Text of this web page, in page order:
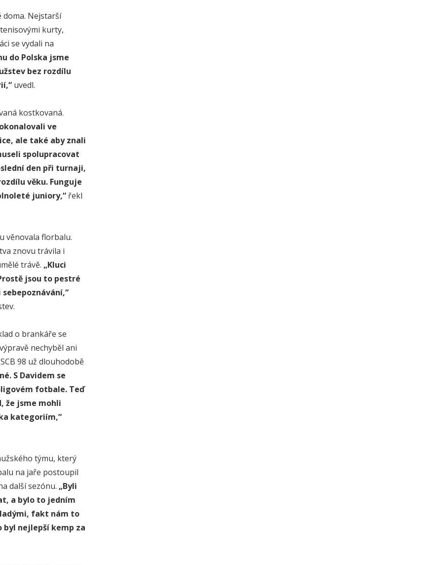
Nejstarší
kurty,
se vydali na
do Polska jsme
bez rozdílu
uvedl.
kostkovaná.
ve
ale také aby znali
spolupracovat
den při turnaji,
věku. Funguje
juniory,“ řekl
věnovala florbalu.
znovu trávila i
trávě. „Kluci
jsou to pestré
o brankáře se
nechyběl ani
98 už dlouhodobě
S Davidem se
fotbale. Teď
že jsme mohli
kategoriím,“
týmu, který
na jaře postoupil
další sezónu. „Byli
a bylo to jedním
fakt nám to
byl nejlepší kemp za